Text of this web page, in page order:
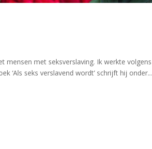
mensen met seksverslaving. Ik werkte volgens
‘Als seks verslavend wordt’ schrijft hij onder...